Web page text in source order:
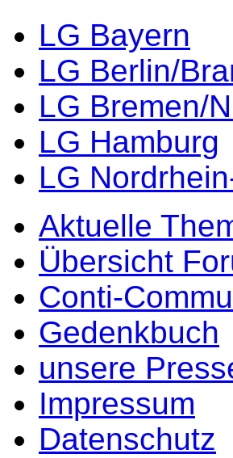
LG Bayern
LG Berlin/
LG Bremen/
LG Hamburg
LG
Aktuelle
Übersicht
Conti-
Gedenkbuch
unsere
Impressum
Datenschutz